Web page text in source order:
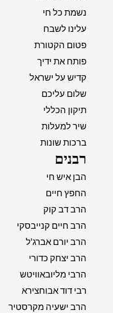
נשמת כל חי
עלינו לשבח
פטום הקטורת
פותח את ידיך
קדיש על ישראל
שלום עליכם
תיקון הכללי
שיר למעלות
ברכות שונות
רבנים
הבן איש חי
החפץ חיים
הרב דב קוק
הרב חיים קנייבסקי
הרב יורם אברג'ל
הרב יצחק כדורי
הרבי מליובאוויטש
רבי דוד אבוחצירא
הרב ישעיה מקרסטיר